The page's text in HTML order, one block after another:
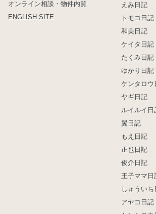
オンライン相談・物件内覧
ENGLISH SITE
えみ日記
トモコ日記
和美日記
ケイタ日記
たくみ日記
ゆかり日記
ケンタロウ
ヤギ日記
ルイルイ日
翼日記
もえ日記
正也日記
俊介日記
王子ママ日
しゅういち
アヤコ日記